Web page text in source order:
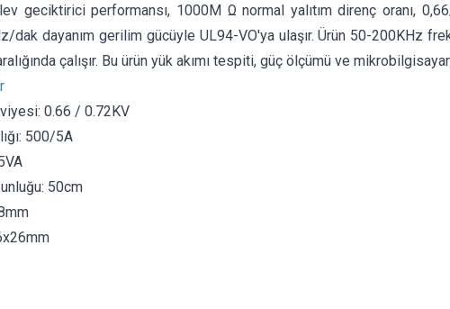
geciktirici performansı, 1000M Ω normal yalıtım direnç oranı,
dak dayanım gerilim gücüyle UL94-VO'ya ulaşır. Ürün 50-200KHz
çalışır. Bu ürün yük akımı tespiti, güç ölçümü ve
0.66 / 0.72KV
500/5A
50cm